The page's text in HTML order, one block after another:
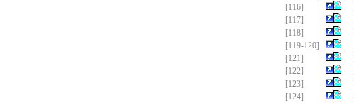
[116]
[117]
[118]
[119-120]
[121]
[122]
[123]
[124]